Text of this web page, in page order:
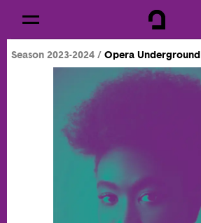
Skip to
Season 2023-2024 Opera Underground